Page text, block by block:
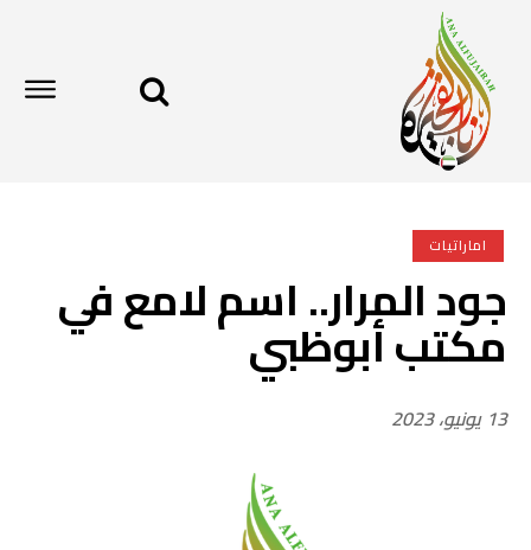
اماراتيات
جود المرار.. اسم لامع في
مكتب أبوظبي
13 يونيو، 2023